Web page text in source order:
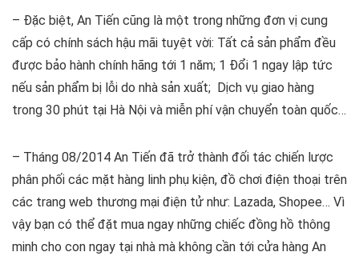
– Đặc biệt, An Tiến cũng là một trong những đơn vị cung
cấp có chính sách hậu mãi tuyệt vời: Tất cả sản phẩm đều
được bảo hành chính hãng tới 1 năm; 1 Đổi 1 ngay lập tức
nếu sản phẩm bị lỗi do nhà sản xuất; Dịch vụ giao hàng
trong 30 phút tại Hà Nội và miễn phí vận chuyển toàn quốc…
– Tháng 08/2014 An Tiến đã trở thành đối tác chiến lược
phân phối các mặt hàng linh phụ kiện, đồ chơi điện thoại trên
các trang web thương mại điện tử như: Lazada, Shopee… Vì
vậy bạn có thể đặt mua ngay những chiếc đồng hồ thông
minh cho con ngay tại nhà mà không cần tới cửa hàng An